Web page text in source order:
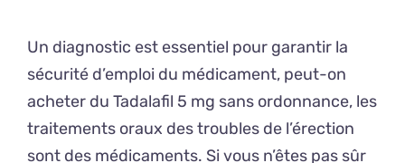
Un diagnostic est essentiel pour garantir la
sécurité d’emploi du médicament, peut-on
acheter du Tadalafil 5 mg sans ordonnance, les
traitements oraux des troubles de l’érection
sont des médicaments. Si vous n’êtes pas sûr